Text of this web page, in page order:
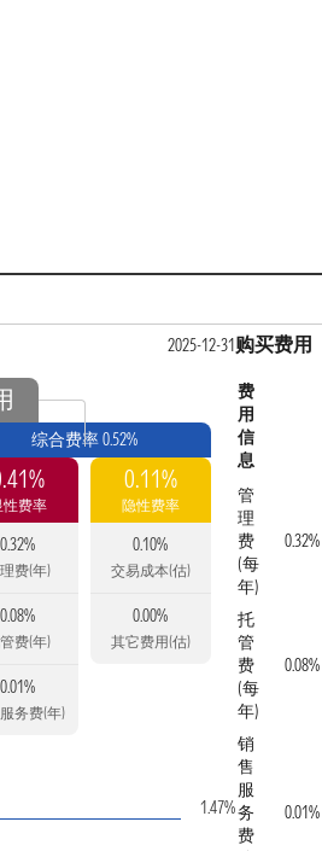
2025-12-31
综合费率 0.52%
性费率
0.32%
费(年)
0.08%
费(年)
0.01%
务费(年)
0.11%
隐性费率
0.10%
交易成本(估)
0.00%
其它费用(估)
1.47%
购买费用
费
用
信
息
管
理
费
(每
年)
0.32%
托
管
费
(每
年)
0.08%
销
售
服
务
费
0.01%